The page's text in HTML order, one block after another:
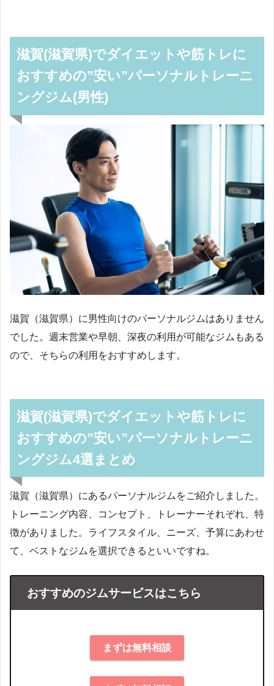
滋賀(滋賀県)でダイエットや筋トレに
おすすめの”安い”パーソナルトレーニ
ングジム(男性)
滋賀（滋賀県）に男性向けのパーソナルジムはありません
でした。週末営業や早朝、深夜の利用が可能なジムもある
ので、そちらの利用をおすすめします。
滋賀(滋賀県)でダイエットや筋トレに
おすすめの”安い”パーソナルトレーニ
ングジム4選まとめ
滋賀（滋賀県）にあるパーソナルジムをご紹介しました。
トレーニング内容、コンセプト、トレーナーそれぞれ、特
徴がありました。ライフスタイル、ニーズ、予算にあわせ
て、ベストなジムを選択できるといいですね。
おすすめのジムサービスはこちら
まずは無料相談